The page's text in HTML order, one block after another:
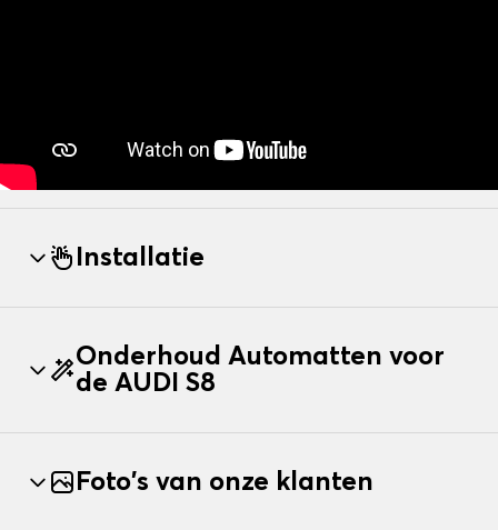
Installatie
Onderhoud Automatten voor
de AUDI S8
Foto's van onze klanten